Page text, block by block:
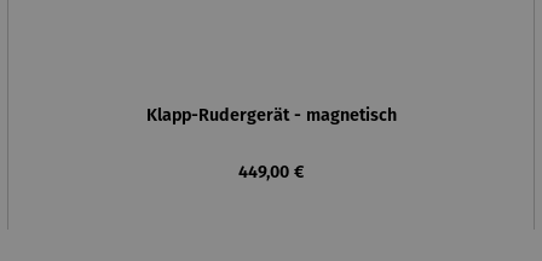
Klapp-Rudergerät - magnetisch
Regulärer Preis:
449,00 €